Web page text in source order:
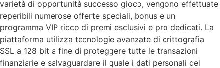
varietà di opportunità successo gioco, vengono effettuate
reperibili numerose offerte speciali, bonus e un
programma VIP ricco di premi esclusivi e pro dedicati. La
piattaforma utilizza tecnologie avanzate di crittografia
SSL a 128 bit a fine di proteggere tutte le transazioni
finanziarie e salvaguardare il quale i dati personali dei